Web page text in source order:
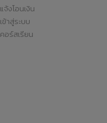
แจ้งโอนเงิน
เข้าสู่ระบบ
คอร์สเรียน